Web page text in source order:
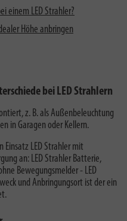
einem LED Strahler?
Höhe anbringen
bei LED Strahlern
z. B. als Außenbeleuchtung
in Garagen oder Kellern.
LED Strahler mit
an: LED Strahler Batterie,
Bewegungsmelder - LED
und Anbringungsort ist der ein